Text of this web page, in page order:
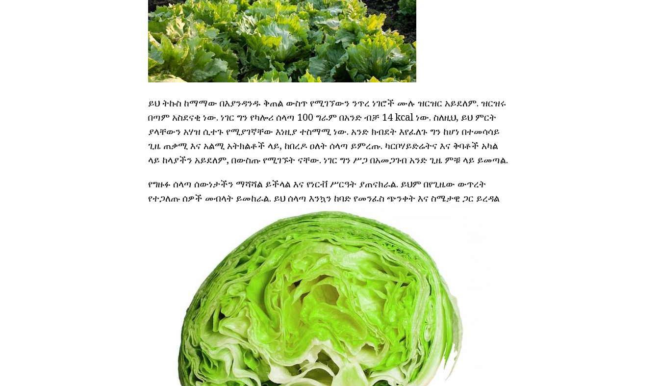
ይህ ትኩስ ከማማው በእያንዳንዱ ቅጠል ውስጥ የሚገኘውን ንጥረ ነገሮች ሙሉ ዝርዝር አይደለም. ዝርዝሩ
በጣም አስደናቂ ነው. ነገር ግን የካሎሪ ሰላጣ 100 ግራም በአንድ ብቻ 14 kcal ነው. ስለዚህ, ይህ ምርት
ያላቸውን አሃዝ ሲተጉ የሚያገኛቸው እነዚያ ተስማሚ ነው. አንድ ክብደት እየፈለጉ ግን ከሆነ በተመሳሳይ
ጊዜ ጠቃሚ እና አልሚ አትክልቶች ላይ, ከበረዶ ዐለት ሰላጣ ይምረጡ. ካርቦሃይድሬትና እና ቅባቶች አካል
ላይ ከላያችን አይደለም, በውስጡ የሚገኙት ናቸው. ነገር ግን ሥጋ በአመጋገብ አንድ ጊዜ ምቹ ላይ ይመጣል.
የግዙፉ ሰላጣ ሰውነታችን ማሻሻል ይችላል እና የነርቭ ሥርዓት ያጠናክራል. ይህም በየጊዜው ውጥረት
የተጋለጡ ሰዎች መብላት ይመከራል. ይህ ሰላጣ እንኳን ከባድ የመንፈስ ጭንቀት እና ስሜታዊ ጋር ይረዳል